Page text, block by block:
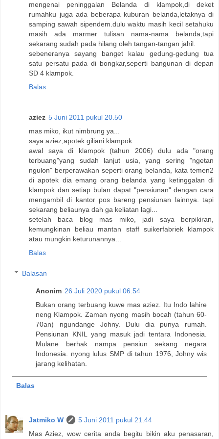
mengenai peninggalan Belanda di klampok,di deket
rumahku juga ada beberapa kuburan belanda,letaknya di
samping sawah sipendem.dulu waktu masih kecil setahuku
masih ada marmer tulisan nama-nama belanda,tapi
sekarang sudah pada hilang oleh tangan-tangan jahil.
sebeneranya sayang banget kalau gedung-gedung tua
satu persatu pada di bongkar,seperti bangunan di depan
SD 4 klampok.
Balas
aziez 5 Juni 2011 pukul 20.50
mas miko, ikut nimbrung ya...
saya aziez,apotek giliani klampok
awal saya di klampok (tahun 2006) dulu ada "orang
terbuang"yang sudah lanjut usia, yang sering "ngetan
ngulon" berperawakan seperti orang belanda, kata temen2
di apotek dia emang orang belanda yang ketinggalan di
klampok dan setiap bulan dapat "pensiunan" dengan cara
mengambil di kantor pos bareng pensiunan lainnya. tapi
sekarang beliaunya dah ga keliatan lagi...
setelah baca blog mas miko, jadi saya berpikiran,
kemungkinan beliau mantan staff suikerfabriek klampok
atau mungkin keturunannya...
Balas
Balasan
Anonim 26 Juli 2020 pukul 06.54
Bukan orang terbuang kuwe mas aziez. Itu Indo lahire
neng Klampok. Zaman nyong masih bocah (tahun 60-
70an) ngundange Johny. Dulu dia punya rumah.
Pensiunan KNIL yang masuk jadi tentara Indonesia.
Mulane berhak nampa pensiun sekang negara
Indonesia. nyong lulus SMP di tahun 1976, Johny wis
jarang kelihatan.
Balas
Jatmiko W
5 Juni 2011 pukul 21.44
Mas Aziez, wow cerita anda begitu bikin aku penasaran,